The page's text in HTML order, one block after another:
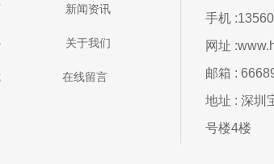
页 新闻资讯
心 关于我们
式 在线留言
手机
网址 :
邮箱 :
地址 : 深圳
号楼4楼